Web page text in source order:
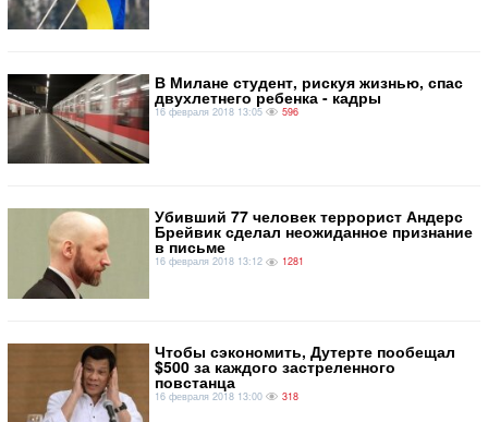
В Милане студент, рискуя жизнью, спас
двухлетнего ребенка - кадры
16 февраля 2018 13:05 596
Убивший 77 человек террорист Андерс
Брейвик сделал неожиданное признание
в письме
16 февраля 2018 13:12 1281
Чтобы сэкономить, Дутерте пообещал
$500 за каждого застреленного
повстанца
16 февраля 2018 13:00 318